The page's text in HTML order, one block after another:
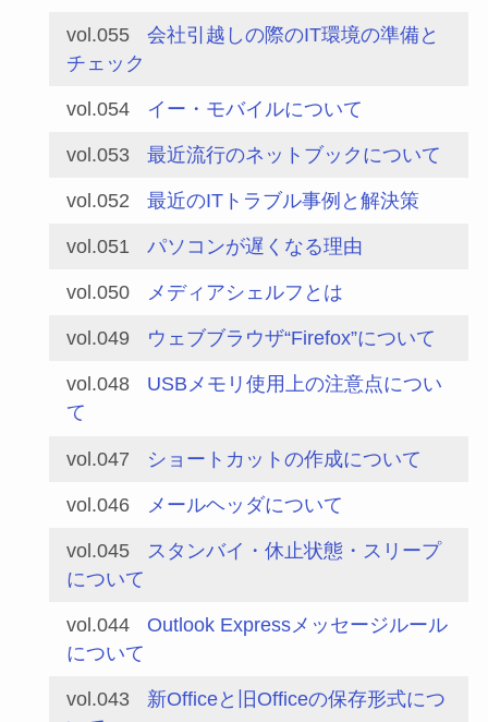
vol.055
会社引越しの際のIT環境の準備と
チェック
vol.054 イー・モバイルについて
vol.053 最近流行のネットブックについて
vol.052 最近のITトラブル事例と解決策
vol.051 パソコンが遅くなる理由
vol.050 メディアシェルフとは
vol.049 ウェブブラウザ“Firefox”について
vol.048
USBメモリ使用上の注意点につい
て
vol.047 ショートカットの作成について
vol.046 メールヘッダについて
vol.045
スタンバイ・休止状態・スリープ
について
vol.044
Outlook Expressメッセージルール
について
vol.043
新Officeと旧Officeの保存形式につ